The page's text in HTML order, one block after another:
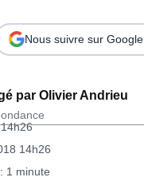
par Olivier Andrieu
14h26
1 minute
Nous suivre sur Google